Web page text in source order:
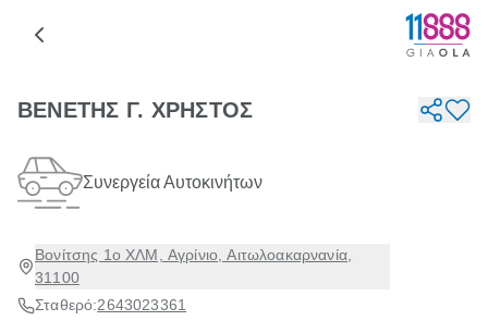
ΒΕΝΕΤΗΣ Γ. ΧΡΗΣΤΟΣ
Συνεργεία Αυτοκινήτων
Βονίτσης 1ο ΧΛΜ, Αγρίνιο, Αιτωλοακαρνανία,
31100
Σταθερό:2643023361